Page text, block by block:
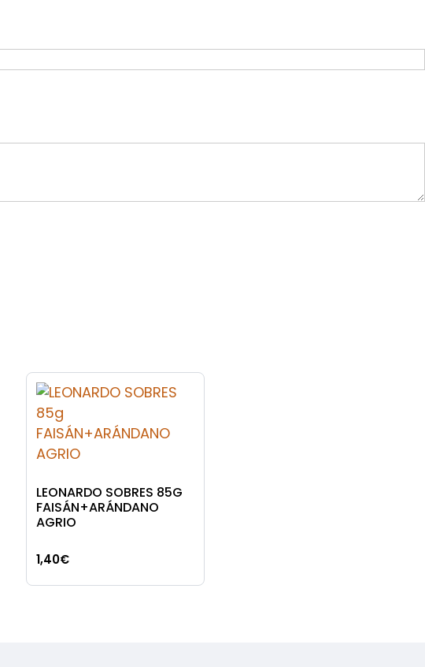
LEONARDO SOBRES 85G
FAISÁN+ARÁNDANO
AGRIO
1,40€